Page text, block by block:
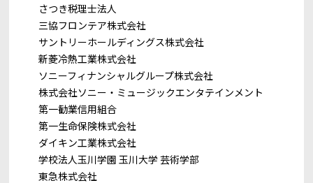
さつき税理士法人
三協フロンテア株式会社
サントリーホールディングス株式会社
新菱冷熱工業株式会社
ソニーフィナンシャルグループ株式会社
株式会社ソニー・ミュージックエンタテインメント
第一勧業信用組合
第一生命保険株式会社
ダイキン工業株式会社
学校法人玉川学園 玉川大学 芸術学部
東急株式会社